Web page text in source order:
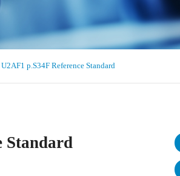
U2AF1 p.S34F Reference Standard
Standard